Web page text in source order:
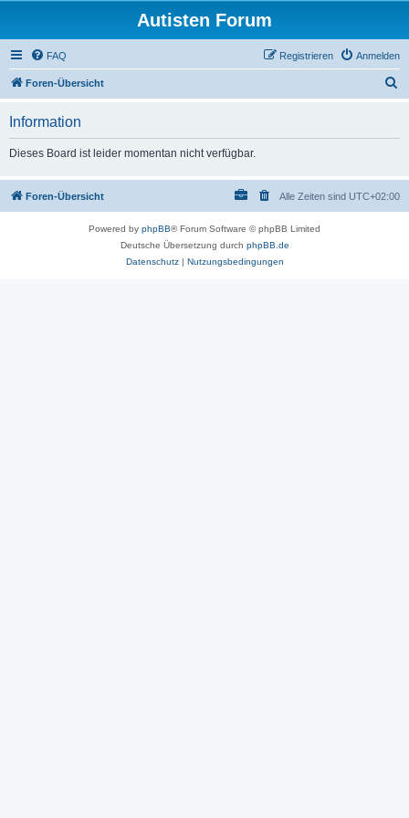
Autisten Forum
FAQ Anmelden
Registrieren
Foren-Übersicht
Information
Dieses Board ist leider momentan nicht verfügbar.
Foren-Übersicht Alle Zeiten sind UTC+02:00
Powered by phpBB® Forum Software © phpBB Limited
Deutsche Übersetzung durch phpBB.de
Datenschutz| Nutzungsbedingungen